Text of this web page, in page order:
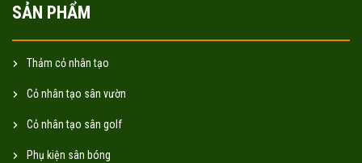
SẢN PHẨM
Thảm cỏ nhân tạo
Cỏ nhân tạo sân vườn
Cỏ nhân tạo sân golf
Phụ kiện sân bóng